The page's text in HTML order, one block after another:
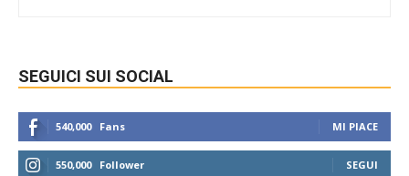
SEGUICI SUI SOCIAL
540,000 Fans MI PIACE
550,000 Follower SEGUI